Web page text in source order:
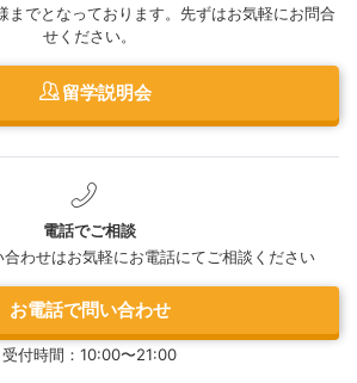
までとなっております。先ずはお気軽にお問合
せください。
留学説明会
電話でご相談
わせはお気軽にお電話にてご相談ください
お電話で問い合わせ
受付時間：10:00〜21:00